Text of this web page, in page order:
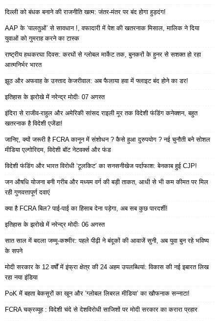
दिल्ली को बंधक बनाने की राजनीति खत्म: जंतर-मंतर पर बंद होगा हुड़दंग!
AAP के ‘पालतुओं’ से सावधान !, वफादारी में पेश की खतरनाक मिसाल, मालिक ने दिया
युवाओं को गुमराह करने का टास्क
राष्ट्रीय हथकरघा दिवस: करघों से ग्लोबल मार्केट तक, बुनकरों के हुनर से सशक्त हो रहा
आत्मनिर्भर भारत
झूठ और अफवाह के उस्ताद केजरीवाल: अब फैलाया हवा में फ्लाइट बंद होने का डर!
इतिहास के झरोखे में नरेन्द्र मोदीः 07 अगस्त
इंदिरा से राजीव-राहुल और अमेरिकी सांसद राइली मूर तक विदेशी फंडिंग कनेक्शन, बहुत
खतरनाक है विदेशी एजेंडा!
जानिए, क्यों जरूरी है FCRA कानून में संशोधन ? कैसे हुआ दुरुपयोग ? नई चुनौती बने सोशल
मीडिया एल्गोरिदम, विदेशी बॉट नेटवर्क्स और फंड
विदेशी फंडिंग और भारत विरोधी ‘टूलकिट’ का सनसनीखेज पर्दाफाश: बेनकाब हुई CJP!
जन औषधि योजना बनी गरीब और मध्यम वर्ग की बड़ी ताकत, आधी से भी कम कीमत पर मिल
रही गुणवत्तापूर्ण दवाएं
क्या है FCRA बिल? पाई-पाई का हिसाब देना पड़ेगा, अब सब कुछ पारदर्शी!
इतिहास के झरोखे में नरेन्द्र मोदीः 06 अगस्त
सात साल में बदला जम्मू-कश्मीर: पहले पीढ़ी ने बंदूकों की आवाजें सुनी, अब युवा बुन रहे भविष्य
के सपने
मोदी सरकार के 12 वर्षों में इंफ्रा क्षेत्र की 24 अहम उपलब्धियां: विकास की नई इबारत लिख
रहा नया इंडिया
PoK में बहता बेकसूरों का खून और ‘ग्लोबल लिबरल मीडिया’ का खौफनाक सन्नाटा!
FCRA चक्रव्यूह : विदेशी चंदे से देशविरोधी साजिशों पर मोदी सरकार का करारा प्रहार